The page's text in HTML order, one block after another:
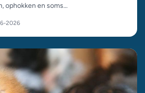
ophokken en soms
2026